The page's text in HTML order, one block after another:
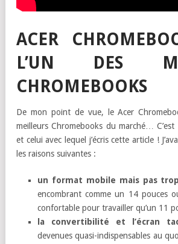
ACER
L’UN DES
CHROMEBOOKS
De mon point de vue, le Acer
meilleurs Chromebooks du marché…
et celui avec lequel j’écris cette article !
les raisons suivantes :
un format mobile mais pas trop
encombrant comme un 14 pouces
confortable pour travailler qu’un 11
la convertibilité et l’écran
devenues quasi-indispensables au